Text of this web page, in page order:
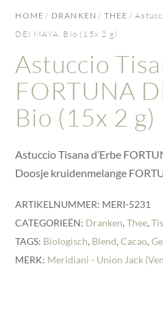
HOME / DRANKEN / THEE /
DEI MAYA, Bio (15x 2 g)
Astuccio
FORTUNA
Bio (15x 2 g)
Astuccio Tisana d’Erbe
Doosje kruidenmelange
ARTIKELNUMMER: MERI-5231
CATEGORIEËN: Dranken,Thee,
TAGS: Biologisch, Blend,Cacao,
MERK: Meridiani - Union Jack